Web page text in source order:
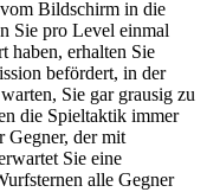
Bildschirm in die
Sie pro Level einmal
haben, erhalten Sie
befördert, in der
Sie gar grausig zu
die Spieltaktik immer
Gegner, der mit
Sie eine
alle Gegner